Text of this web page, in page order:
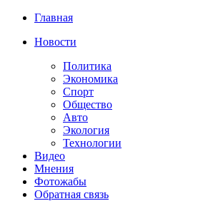
Главная
Новости
Политика
Экономика
Спорт
Общество
Авто
Экология
Технологии
Видео
Мнения
Фотожабы
Обратная связь